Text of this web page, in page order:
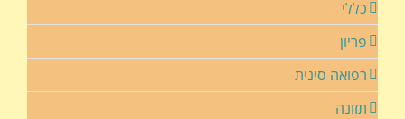
כללי
פריון
רפואה סינית
תזונה